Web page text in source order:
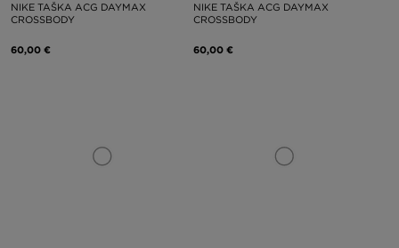
NIKE TAŠKA ACG DAYMAX
CROSSBODY
60,00 €
NIKE TAŠKA ACG DAYMAX
CROSSBODY
60,00 €